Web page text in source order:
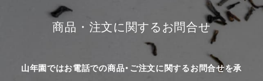
商品・注文に関するお問合せ
山年園ではお電話での商品・ご注文に関するお問合せを承